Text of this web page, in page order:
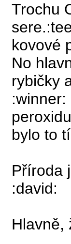
Trochu
kovové
No
rybičky
bylo to
Příroda
:david:
Hlavně,